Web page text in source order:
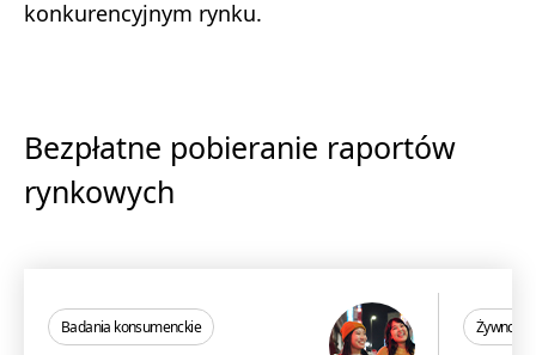
konkurencyjnym rynku.
Bezpłatne pobieranie raportów
rynkowych
Badania konsumenckie Żywność